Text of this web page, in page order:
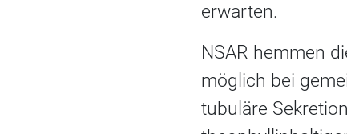
erwarten.
NSAR hemmen
möglich bei
tubuläre